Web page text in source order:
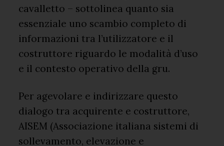
cavalletto – sottolinea quanto sia
essenziale uno scambio completo di
informazioni tra l’utilizzatore e il
costruttore riguardo le modalità d’uso
e il contesto operativo della gru.
Per agevolare e indirizzare questo
dialogo tra acquirente e costruttore,
AISEM (Associazione italiana sistemi di
sollevamento, elevazione e